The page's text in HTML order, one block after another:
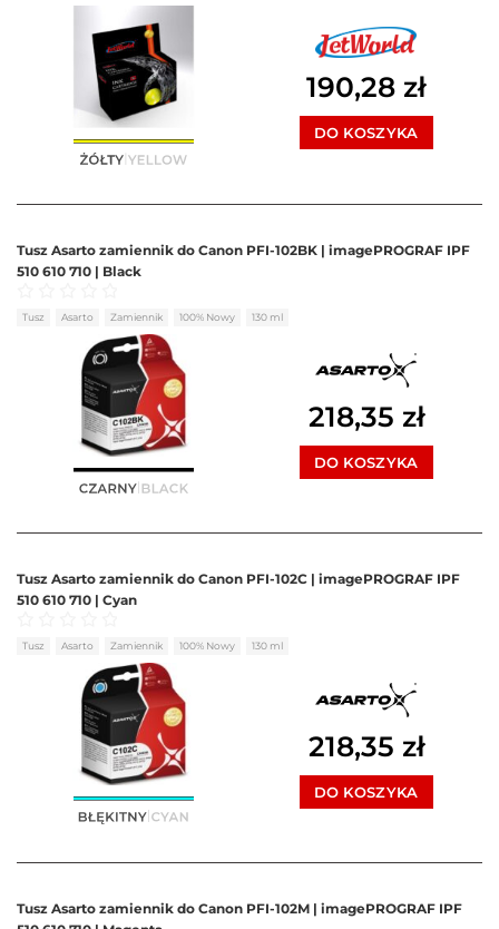
190,28 zł
DO KOSZYKA
Tusz Asarto zamiennik do Canon PFI-102BK | imagePROGRAF IPF
510 610 710 | Black
Oceniono0 na 5
Tusz Asarto Zamiennik 100% Nowy 130 ml
218,35 zł
DO KOSZYKA
Tusz Asarto zamiennik do Canon PFI-102C | imagePROGRAF IPF
510 610 710 | Cyan
Oceniono0 na 5
Tusz Asarto Zamiennik 100% Nowy 130 ml
218,35 zł
DO KOSZYKA
Tusz Asarto zamiennik do Canon PFI-102M | imagePROGRAF IPF